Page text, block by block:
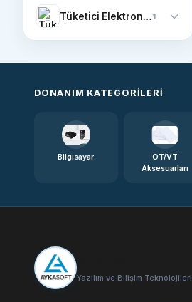
Tüketici Elektroniği1
DONANIM KATEGORILERI
Bilgisayar
OT/VT
Aksesuarları
Yazılım ve Bilişim Teknolojileri